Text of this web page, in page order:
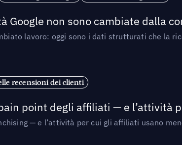
Google non sono cambiate dalla
lavoro: oggi sono i dati strutturati che la
recensioni dei clienti
point degli affiliati — e l’attività
— e l’attività per cui gli affiliati usano